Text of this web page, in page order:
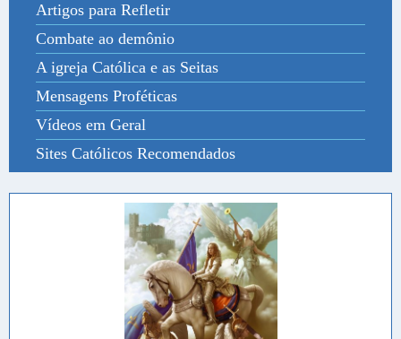
Artigos para Refletir
Combate ao demônio
A igreja Católica e as Seitas
Mensagens Proféticas
Vídeos em Geral
Sites Católicos Recomendados